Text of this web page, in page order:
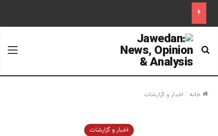
جستجو برای
خانه / اخبار و گزارشات
اخبار و گزارشات